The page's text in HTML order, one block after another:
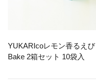
YUKARIcoレモン香るえび
Bake 2箱セット 10袋入